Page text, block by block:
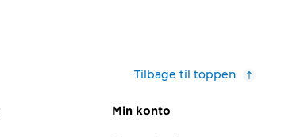
Tilbage til toppen
Min konto